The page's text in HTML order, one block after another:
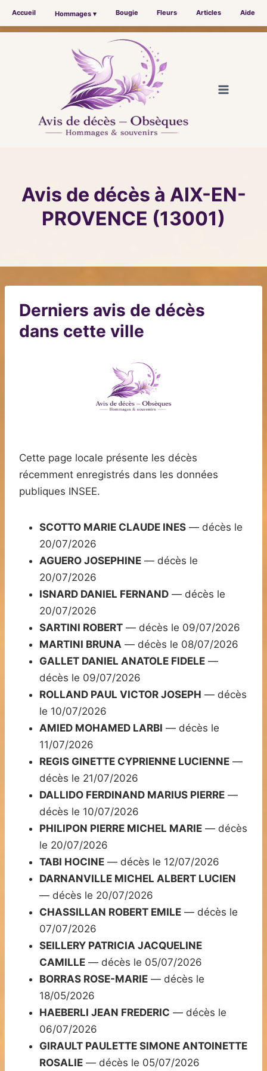
Accueil Hommages ▾ Bougie Fleurs Articles Aide
Avis de décès à AIX-EN-
PROVENCE (13001)
Derniers avis de décès
dans cette ville
Cette page locale présente les décès
récemment enregistrés dans les données
publiques INSEE.
SCOTTO MARIE CLAUDE INES — décès le
20/07/2026
AGUERO JOSEPHINE — décès le
20/07/2026
ISNARD DANIEL FERNAND — décès le
20/07/2026
SARTINI ROBERT — décès le 09/07/2026
MARTINI BRUNA — décès le 08/07/2026
GALLET DANIEL ANATOLE FIDELE —
décès le 09/07/2026
ROLLAND PAUL VICTOR JOSEPH — décès
le 10/07/2026
AMIED MOHAMED LARBI — décès le
11/07/2026
REGIS GINETTE CYPRIENNE LUCIENNE —
décès le 21/07/2026
DALLIDO FERDINAND MARIUS PIERRE —
décès le 10/07/2026
PHILIPON PIERRE MICHEL MARIE — décès
le 20/07/2026
TABI HOCINE — décès le 12/07/2026
DARNANVILLE MICHEL ALBERT LUCIEN
— décès le 20/07/2026
CHASSILLAN ROBERT EMILE — décès le
07/07/2026
SEILLERY PATRICIA JACQUELINE
CAMILLE — décès le 05/07/2026
BORRAS ROSE-MARIE — décès le
18/05/2026
HAEBERLI JEAN FREDERIC — décès le
06/07/2026
GIRAULT PAULETTE SIMONE ANTOINETTE
ROSALIE — décès le 05/07/2026